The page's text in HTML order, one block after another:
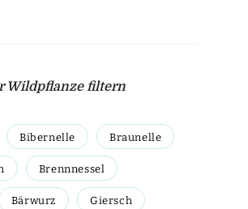
Wildpflanze filtern
Bibernelle Braunelle
Brennnessel
Bärwurz Giersch